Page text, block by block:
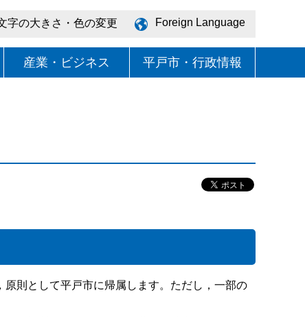
字の大きさ・色の変更 Foreign Language
産業・ビジネス 平戸市・行政情報
則として平戸市に帰属します。ただし，一部の